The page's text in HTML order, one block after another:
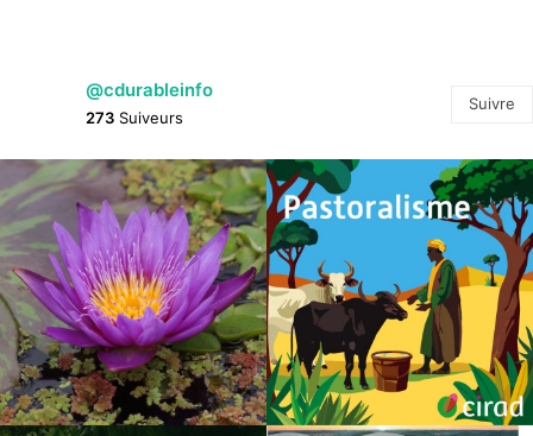
@cdurableinfo
273 Suiveurs
Suivre